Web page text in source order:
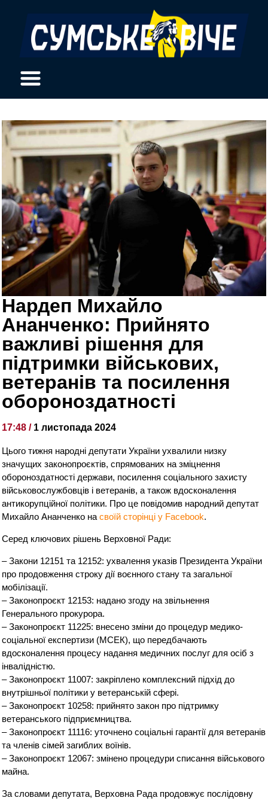
Нардеп Михайло
Ананченко: Прийнято
важливі рішення для
підтримки військових,
ветеранів та посилення
обороноздатності
17:48 / 1 листопада 2024
Цього тижня народні депутати України ухвалили низку
значущих законопроєктів, спрямованих на зміцнення
обороноздатності держави, посилення соціального захисту
військовослужбовців і ветеранів, а також вдосконалення
антикорупційної політики. Про це повідомив народний депутат
Михайло Ананченко насвоїй сторінці у Facebook.
Серед ключових рішень Верховної Ради:
– Закони 12151 та 12152: ухвалення указів Президента України
про продовження строку дії воєнного стану та загальної
мобілізації.
– Законопроєкт 12153: надано згоду на звільнення
Генерального прокурора.
– Законопроєкт 11225: внесено зміни до процедур медико-
соціальної експертизи (МСЕК), що передбачають
вдосконалення процесу надання медичних послуг для осіб з
інвалідністю.
– Законопроєкт 11007: закріплено комплексний підхід до
внутрішньої політики у ветеранській сфері.
– Законопроєкт 10258: прийнято закон про підтримку
ветеранського підприємництва.
– Законопроєкт 11116: уточнено соціальні гарантії для ветеранів
та членів сімей загиблих воїнів.
– Законопроєкт 12067: змінено процедури списання військового
майна.
За словами депутата, Верховна Рада продовжує послідовну